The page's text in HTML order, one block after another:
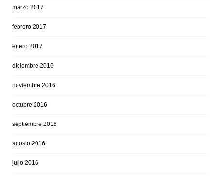
marzo 2017
febrero 2017
enero 2017
diciembre 2016
noviembre 2016
octubre 2016
septiembre 2016
agosto 2016
julio 2016